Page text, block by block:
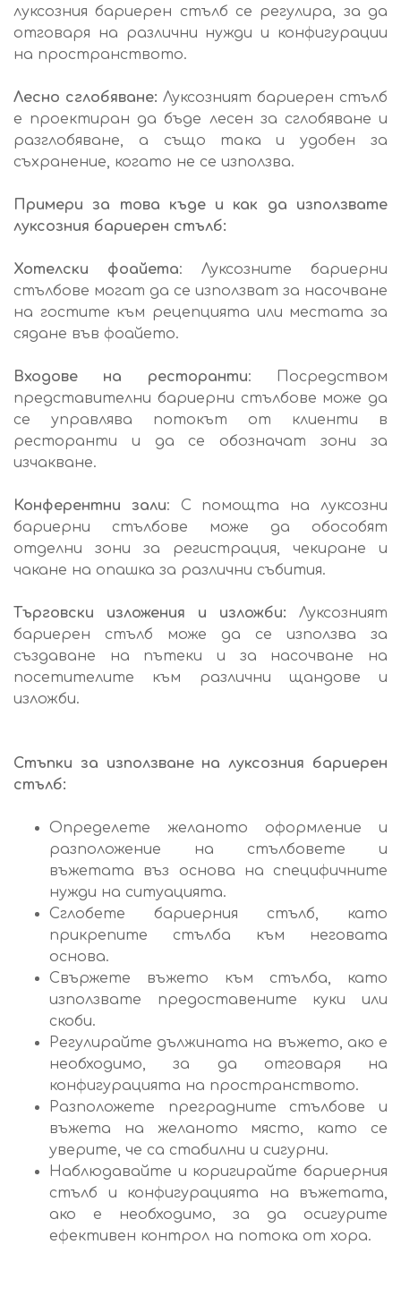
луксозния бариерен стълб се регулира, за да
отговаря на различни нужди и конфигурации
на пространството.
Лесно сглобяване: Луксозният бариерен стълб
е проектиран да бъде лесен за сглобяване и
разглобяване, а също така и удобен за
съхранение, когато не се използва.
Примери за това къде и как да използвате
луксозния бариерен стълб:
Хотелски фоайета: Луксозните бариерни
стълбове могат да се използват за насочване
на гостите към рецепцията или местата за
сядане във фоайето.
Входове на ресторанти: Посредством
представителни бариерни стълбове може да
се управлява потокът от клиенти в
ресторанти и да се обозначат зони за
изчакване.
Конферентни зали: С помощта на луксозни
бариерни стълбове може да обособят
отделни зони за регистрация, чекиране и
чакане на опашка за различни събития.
Търговски изложения и изложби: Луксозният
бариерен стълб може да се използва за
създаване на пътеки и за насочване на
посетителите към различни щандове и
изложби.
Стъпки за използване на луксозния бариерен
стълб:
Определете желаното оформление и
разположение на стълбовете и
въжетата въз основа на специфичните
нужди на ситуацията.
Сглобете бариерния стълб, като
прикрепите стълба към неговата
основа.
Свържете въжето към стълба, като
използвате предоставените куки или
скоби.
Регулирайте дължината на въжето, ако е
необходимо, за да отговаря на
конфигурацията на пространството.
Разположете преградните стълбове и
въжета на желаното място, като се
уверите, че са стабилни и сигурни.
Наблюдавайте и коригирайте бариерния
стълб и конфигурацията на въжетата,
ако е необходимо, за да осигурите
ефективен контрол на потока от хора.